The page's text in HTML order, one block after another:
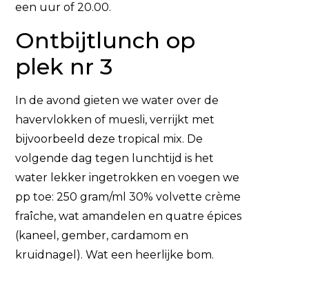
een uur of 20.00.
Ontbijtlunch op
plek nr 3
In de avond gieten we water over de
havervlokken of muesli, verrijkt met
bijvoorbeeld deze tropical mix. De
volgende dag tegen lunchtijd is het
water lekker ingetrokken en voegen we
pp toe: 250 gram/ml 30% volvette crème
fraîche, wat amandelen en quatre épices
(kaneel, gember, cardamom en
kruidnagel). Wat een heerlijke bom.